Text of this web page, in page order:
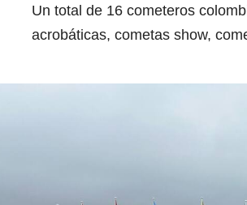
Un total de 16 cometeros
acrobáticas, cometas show,